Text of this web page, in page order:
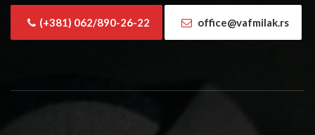
(+381) 062/890-26-22 office@vafmilak.rs